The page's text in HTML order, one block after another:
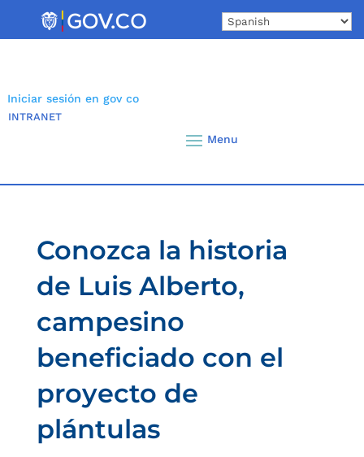
Iniciar sesión en gov co
INTRANET
Conozca la historia
de Luis Alberto,
campesino
beneficiado con el
proyecto de
plántulas